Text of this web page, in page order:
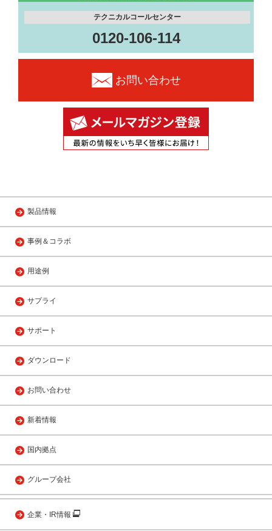
テクニカルコールセンター
0120-106-114
お問い合わせ
製品情報
事例＆コラボ
用途例
サプライ
サポート
ダウンロード
お問い合わせ
新着情報
国内拠点
グループ会社
企業・IR情報